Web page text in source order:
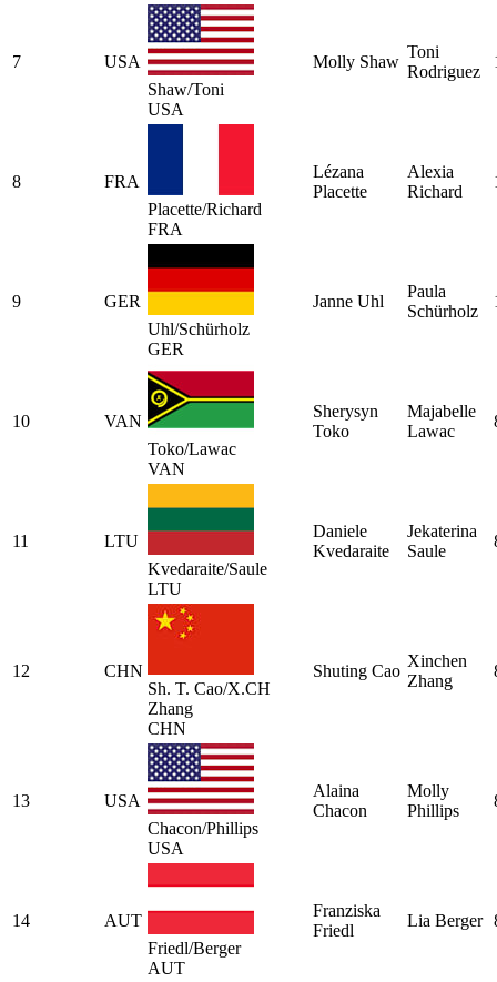
7
USA
Shaw/Toni
USA
Molly Shaw
Toni
Rodriguez
8
FRA
Placette/Richard
FRA
Lézana
Placette
Alexia
Richard
9
GER
Uhl/Schürholz
GER
Janne Uhl
Paula
Schürholz
10
VAN
Toko/Lawac
VAN
Sherysyn
Toko
Majabelle
Lawac
11
LTU
Kvedaraite/Saule
LTU
Daniele
Kvedaraite
Jekaterina
Saule
12
CHN
Sh. T. Cao/X.CH
Zhang
CHN
Shuting Cao
Xinchen
Zhang
13
USA
Chacon/Phillips
USA
Alaina
Chacon
Molly
Phillips
14
AUT
Friedl/Berger
AUT
Franziska
Friedl
Lia Berger